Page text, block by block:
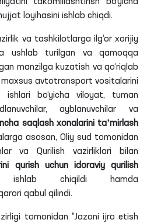
loyihasini ishlab chiqdi.
va tashkilotlarga ilg‘or xorijiy
ushlab turilgan va qamoqqa
manzilga kuzatish va qo‘riqlab
maxsus avtotransport vositalarini
ishlari bo‘yicha viloyat, tuman
ayblanuvchilar va
saqlash xonalarini taʼmirlash
asosan, Oliy sud tomonidan
va Qurilish vazirliklari bilan
qurish uchun idoraviy qurilish
ishlab chiqildi hamda
qabul qilindi.
tomonidan “Jazoni ijro etish